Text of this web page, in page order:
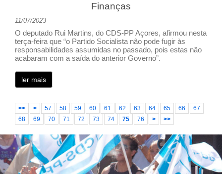
Finanças
11/07/2023
O deputado Rui Martins, do CDS-PP Açores, afirmou nesta
terça-feira que “o Partido Socialista não pode fugir às
responsabilidades assumidas no passado, pois estas não
acabaram com a saída do anterior Governo”.
ler mais
<< < 57 58 59 60 61 62 63 64 65 66
67
68
69 70 71 72 73 74 75 76 > >>